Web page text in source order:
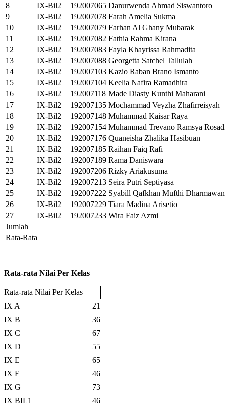
8
IX-Bil2 192007065 Danurwenda Ahmad Siswantoro
9
IX-Bil2 192007078 Farah Amelia Sukma
10
IX-Bil2 192007079 Farhan Al Ghany Mubarak
11
IX-Bil2 192007082 Fathia Rahma Kirana
12
IX-Bil2 192007083 Fayla Khayrissa Rahmadita
13
IX-Bil2 192007088 Georgetta Satchel Tallulah
14
IX-Bil2 192007103 Kazio Raban Brano Ismanto
15
IX-Bil2 192007104 Keelia Nafira Ramadhira
16
IX-Bil2 192007118 Made Diasty Kunthi Maharani
17
IX-Bil2 192007135 Mochammad Veyzha Zhafirreisyah
18
IX-Bil2 192007148 Muhammad Kaisar Raya
19
IX-Bil2 192007154 Muhammad Trevano Ramsya
20
IX-Bil2 192007176 Quaneisha Zhalika Hasibuan
21
IX-Bil2 192007185 Raihan Faiq Rafi
22
IX-Bil2 192007189 Rama Daniswara
23
IX-Bil2 192007206 Rizky Ariakusuma
24
IX-Bil2 192007213 Seira Putri Septiyasa
25
IX-Bil2 192007222 Syabill Qafkhan Mufthi Dharmawan
26
IX-Bil2 192007229 Tiara Madina Arisetio
27
IX-Bil2 192007233 Wira Faiz Azmi
Jumlah
Rata-Rata
Rata-rata Nilai Per Kelas
Rata-rata Nilai Per Kelas
IX A
21
IX B
36
IX C
67
IX D
55
IX E
65
IX F
46
IX G
73
IX BIL1
46